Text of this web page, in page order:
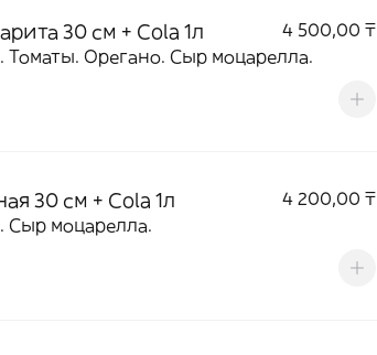
30 см + Cola 1л
4 500,00 ₸
Томаты. Орегано. Сыр моцарелла.
30 см + Cola 1л
4 200,00 ₸
томатный соус. Сыр моцарелла.